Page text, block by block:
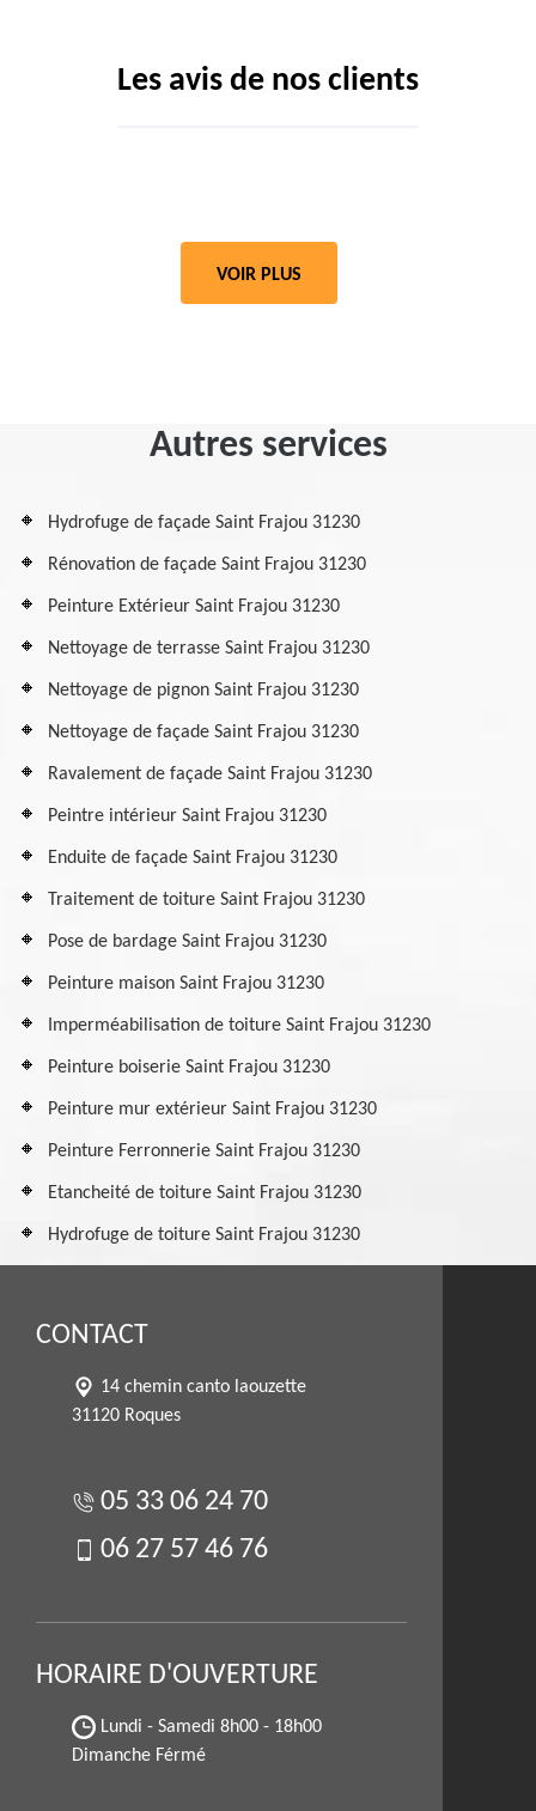
Les avis de nos clients
VOIR PLUS
Autres services
Hydrofuge de façade Saint Frajou 31230
Rénovation de façade Saint Frajou 31230
Peinture Extérieur Saint Frajou 31230
Nettoyage de terrasse Saint Frajou 31230
Nettoyage de pignon Saint Frajou 31230
Nettoyage de façade Saint Frajou 31230
Ravalement de façade Saint Frajou 31230
Peintre intérieur Saint Frajou 31230
Enduite de façade Saint Frajou 31230
Traitement de toiture Saint Frajou 31230
Pose de bardage Saint Frajou 31230
Peinture maison Saint Frajou 31230
Imperméabilisation de toiture Saint Frajou 31230
Peinture boiserie Saint Frajou 31230
Peinture mur extérieur Saint Frajou 31230
Peinture Ferronnerie Saint Frajou 31230
Etancheité de toiture Saint Frajou 31230
Hydrofuge de toiture Saint Frajou 31230
CONTACT
14 chemin canto laouzette
31120 Roques
05 33 06 24 70
06 27 57 46 76
HORAIRE D'OUVERTURE
Lundi - Samedi 8h00 - 18h00
Dimanche Férmé